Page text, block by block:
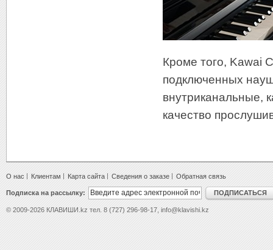
Кроме того, Kawai
подключенных
внутриканальные,
качество
О нас Клиентам Карта сайта Сведения о заказе Обратная связь
Подписка на рассылку: ПОДПИСАТЬСЯ
© 2009-2026 КЛАВИШИ.kz тел. 8 (727) 296-98-17, info@klavishi.kz